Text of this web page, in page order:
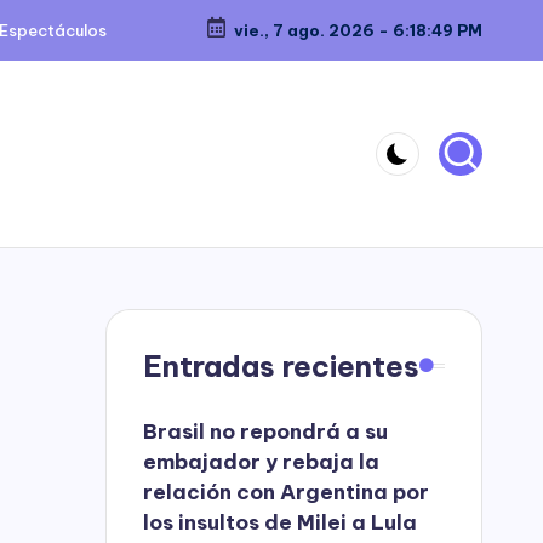
Espectáculos vie., 7 ago. 2026 - 6:18:50 PM
Entradas recientes
Brasil no repondrá a su
embajador y rebaja la
relación con Argentina por
los insultos de Milei a Lula